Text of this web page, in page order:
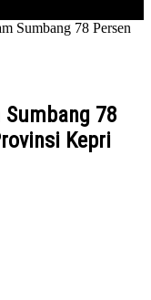
Sumbang 78 Persen
78
Kepri